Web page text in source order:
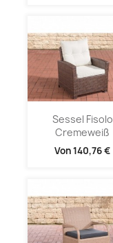
Sessel Fisolo
Cremeweiß
Von140,76 €